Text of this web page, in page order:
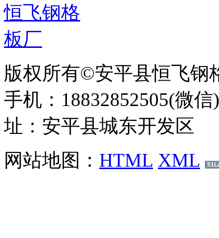
版权所有©安平县恒飞钢
手机：18832852505(微
址：安平县城东开发区
网站地图： HTML XML